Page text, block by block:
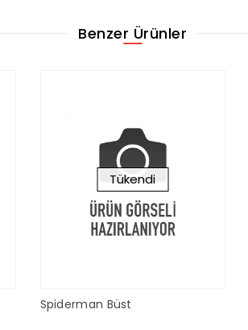
Benzer Ürünler
Tükendi
Spiderman Büst